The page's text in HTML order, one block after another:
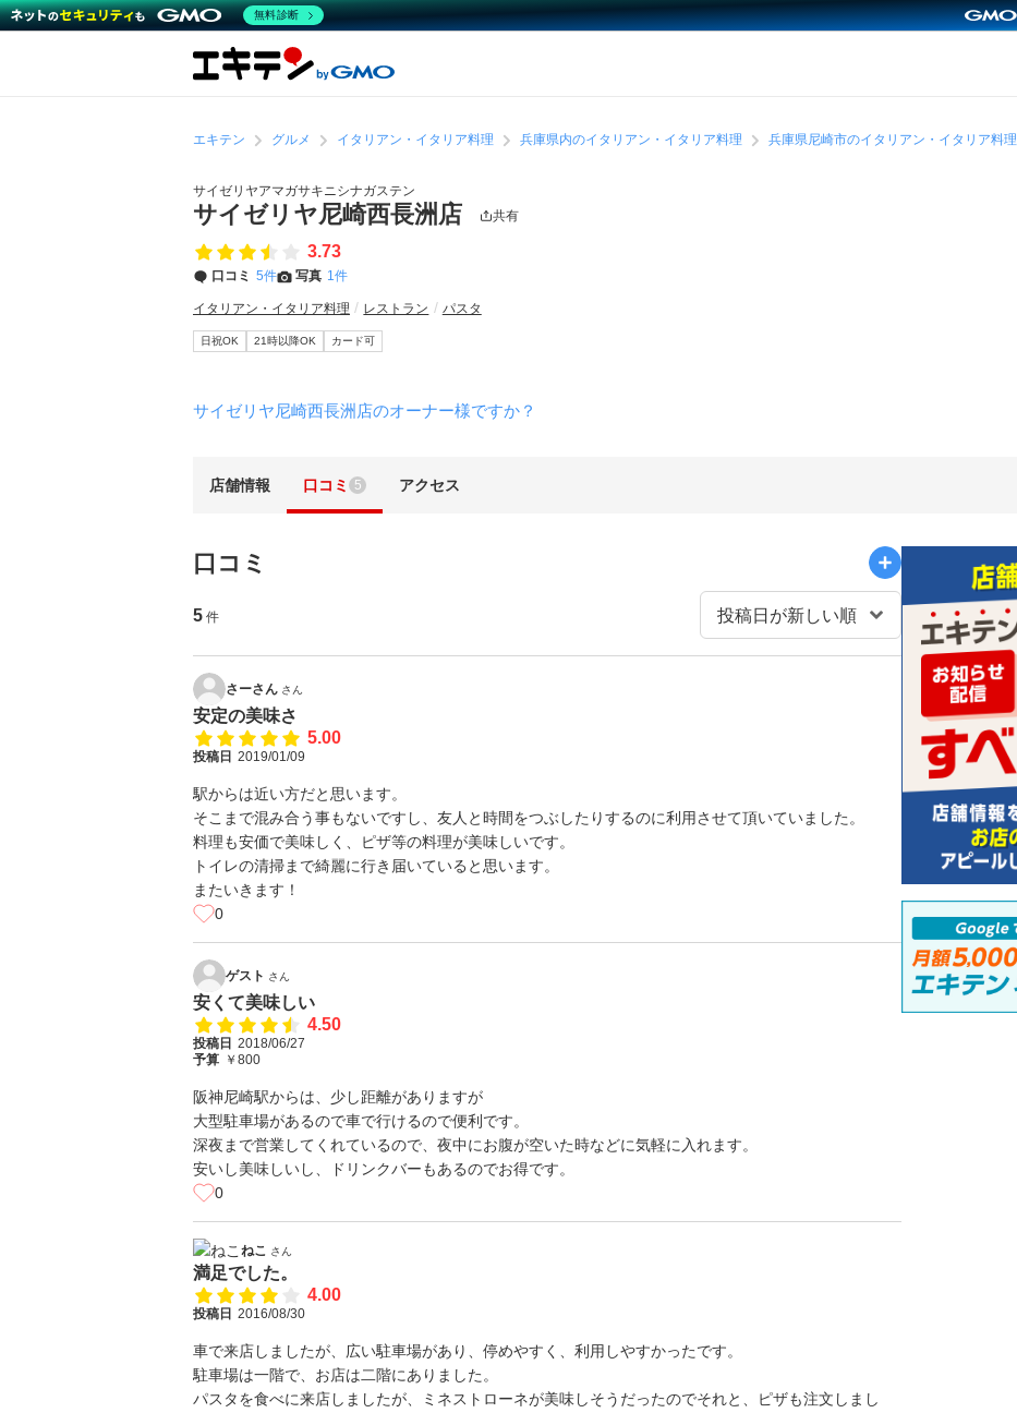
エキテン グルメ イタリアン・イタリア料理 兵庫県内のイタリアン・イタリア料理 兵庫県尼崎市のイタリアン・イタリア料理
サイゼリヤアマガサキニシナガステン
サイゼリヤ尼崎西長洲店 共有
3.73
口コミ 5件 写真 1件
イタリアン・イタリア料理 レストラン パスタ
日祝OK 21時以降OK カード可
サイゼリヤ尼崎西長洲店のオーナー様ですか？
店舗情報 口コミ 5 アクセス
口コミ
5 件
さーさん さん
安定の美味さ
5.00
投稿日 2019/01/09
駅からは近い方だと思います。
そこまで混み合う事もないですし、友人と時間をつぶしたりするのに利用させて頂いていました。
料理も安価で美味しく、ピザ等の料理が美味しいです。
トイレの清掃まで綺麗に行き届いていると思います。
またいきます！
0
ゲスト さん
安くて美味しい
4.50
投稿日 2018/06/27
予算 ￥800
阪神尼崎駅からは、少し距離がありますが
大型駐車場があるので車で行けるので便利です。
深夜まで営業してくれているので、夜中にお腹が空いた時などに気軽に入れます。
安いし美味しいし、ドリンクバーもあるのでお得です。
0
ねこ さん
満足でした。
4.00
投稿日 2016/08/30
車で来店しましたが、広い駐車場があり、停めやすく、利用しやすかったです。
駐車場は一階で、お店は二階にありました。
パスタを食べに来店しましたが、ミネストローネが美味しそうだったのでそれと、ピザも注文しまし
無料診断